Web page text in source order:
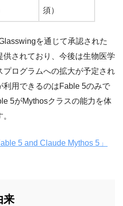
須）
を通じて承認された
されており、今後は生物医学
ログラムへの拡大が予定され
利用できるのはFable 5のみで
5がMythosクラスの能力を体
5 and Claude Mythos 5」
来